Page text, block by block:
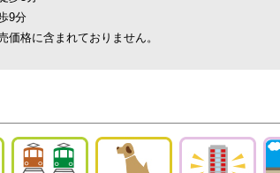
9分
格に含まれておりません。